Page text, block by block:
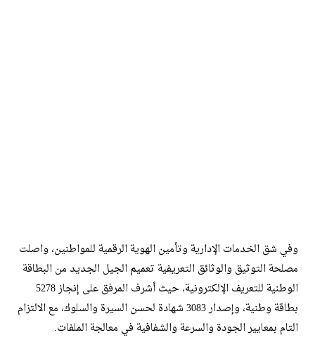
وفي شق الخدمات الإدارية وتأمين الهوية الرقمية للمواطنين، واصلت
مصلحة التوثيق والوثائق التعريفية تعميم الجيل الجديد من البطاقة
الوطنية للتعريف الإلكترونية، حيث أشرف المرفق على إنجاز 5278
بطاقة وطنية، وإصدار 3083 شهادة لحسن السيرة والسلوك، مع الالتزام
التام بمعايير الجودة والسرعة والشفافية في معالجة الملفات.